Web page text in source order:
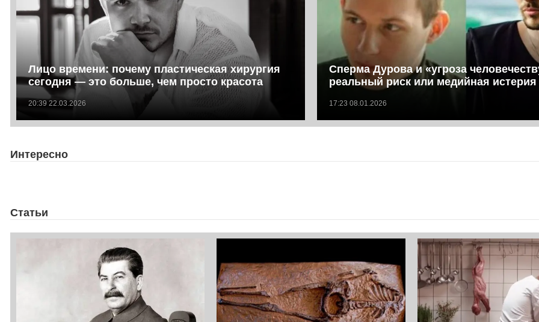
Лицо времени: почему пластическая хирургия
сегодня — это больше, чем просто красота
20:39 22.03.2026
Сперма Дурова и «угроза
реальный риск или медийная истерия
17:23 08.01.2026
Интересно
Статьи